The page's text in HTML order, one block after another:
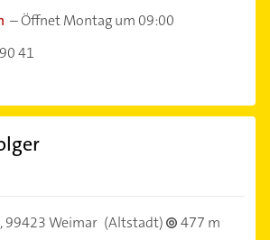
–Öffnet Montag um 09:00
41
99423 Weimar (Altstadt) 477 m